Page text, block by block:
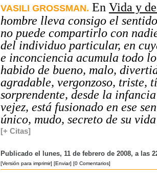
VASILI GROSSMAN. En Vida y
hombre lleva consigo el
no puede compartirlo con
del individuo particular, en
e inconciencia acumula todo
habido de bueno, malo,
agradable, vergonzoso, triste,
sorprendente, desde la
vejez, está fusionado en ese
único, mudo, secreto de su
[+ Citas]
Publicado el lunes, 11 de febrero de 2008, a las
[Versión para imprimir] [Enviar] [0 Comentarios]